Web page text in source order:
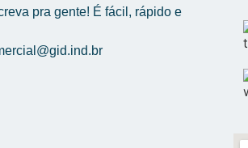
pra gente! É fácil, rápido e